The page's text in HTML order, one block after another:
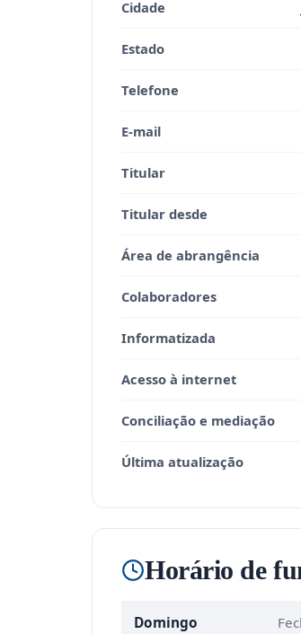
Cidade
Estado
Telefone
E-mail
Titular
Titular desde
Área de abrangência
Colaboradores
Informatizada
Acesso à internet
Conciliação e mediação
Última atualização
Horário de
Domingo